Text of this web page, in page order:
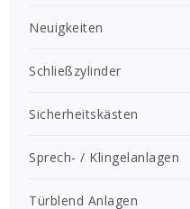
Neuigkeiten
Schließzylinder
Sicherheitskästen
Sprech- / Klingelanlagen
Türblend Anlagen